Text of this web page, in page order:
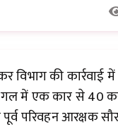
की कार्रवाई
में एक कार से 40
परिवहन आरक्षक